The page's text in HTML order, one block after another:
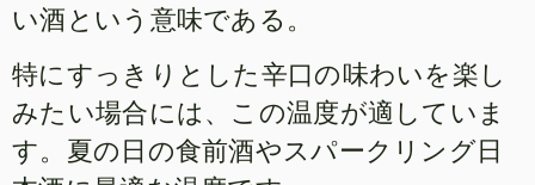
い酒という意味である。
特にすっきりとした辛口の味わいを楽し
みたい場合には、この温度が適していま
す。夏の日の食前酒やスパークリング日